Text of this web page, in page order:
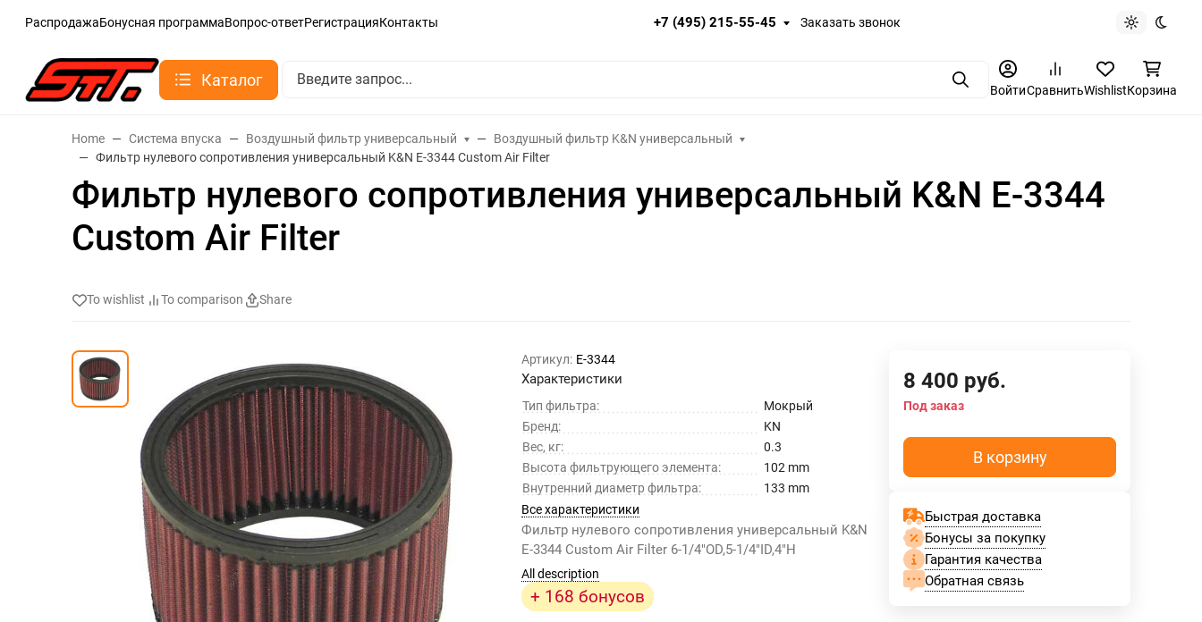
РаспродажаБонусная программаВопрос-ответРегистрацияКонтакты +7 (495) 215-55-45 Заказать звонок
Light theme
Dark
Каталог ПоискВойтиСравнитьWishlistКорзина
Home Система впуска Воздушный фильтр универсальный
Воздушный фильтр K&N универсальный
Фильтр нулевого сопротивления универсальный K&N E-3344 Custom Air Filter
Фильтр нулевого сопротивления универсальный K&N E-3344
Custom Air Filter
To wishlist To comparison Share
Артикул: E-3344
Характеристики
Тип фильтра:
Мокрый
Бренд:
KN
Вес, кг:
0.3
Высота фильтрующего элемента:
102 mm
Внутренний диаметр фильтра:
133 mm
Все характеристики
Фильтр нулевого сопротивления универсальный K&N
E-3344 Custom Air Filter 6-1/4"OD,5-1/4"ID,4"H
All description
+ 168 бонусов
8 400 руб.
Под заказ
В корзину
Быстрая доставка
Бонусы за покупку
Гарантия качества
Обратная связь